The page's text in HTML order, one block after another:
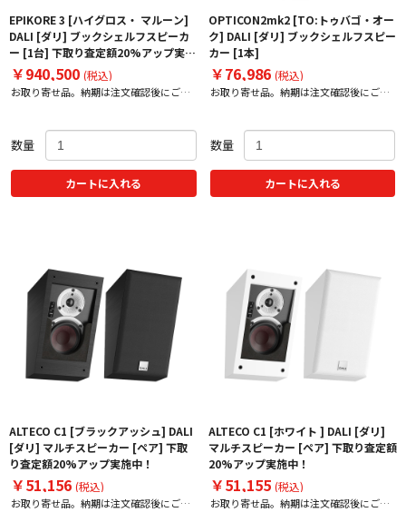
EPIKORE 3 [ハイグロス・ マルーン]
DALI [ダリ] ブックシェルフスピーカ
ー [1台] 下取り査定額20%アップ実施
中！
￥940,500 (税込)
お取り寄せ品。納期は注文確認後にご案
数量
カートに入れる
OPTICON2mk2 [TO:トゥバゴ・オー
ク] DALI [ダリ] ブックシェルフスピー
カー [1本]
￥76,986 (税込)
お取り寄せ品。納期は注文確認後にご案
数量
カートに入れる
ALTECO C1 [ブラックアッシュ] DALI
[ダリ] マルチスピーカー [ペア] 下取
り査定額20%アップ実施中！
￥51,156 (税込)
お取り寄せ品。納期は注文確認後にご案
ALTECO C1 [ホワイト ] DALI [ダリ]
マルチスピーカー [ペア] 下取り査定額
20%アップ実施中！
￥51,155 (税込)
お取り寄せ品。納期は注文確認後にご案